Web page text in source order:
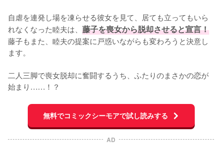
自虐を連発し場を凍らせる彼女を見て、居ても立ってもいら
れなくなった睦夫は、 藤子を喪女から脱却させると宣言！
藤子もまた、睦夫の提案に戸惑いながらも変わろうと決意し
ます。
二人三脚で喪女脱却に奮闘するうち、ふたりのまさかの恋が
始まり……！？
無料でコミックシーモアで試し読みする
AD